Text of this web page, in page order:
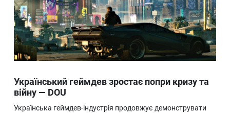
Лайфстайл
ТехноНаука
Людина
Ukraine
Про нас
Український геймдев зростає попри кризу та
війну — DOU
Українська геймдев-індустрія продовжує демонструвати